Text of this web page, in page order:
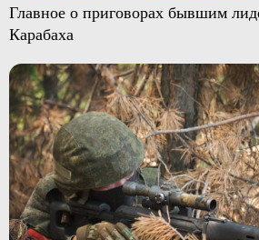
Главное о приговорах бывшим
Карабаха